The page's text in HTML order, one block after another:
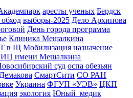
аресты ученых Бердск
выборы-2025 Дело Архипова
День города программа
Клиника Мешалкина
в Щ Мобилизация назначение
имени Мешалкина
суд оспа обезьян
СмартСити СО РАН
Украина ФГУП «УЭВ» ЦКП
экология Юный_медик